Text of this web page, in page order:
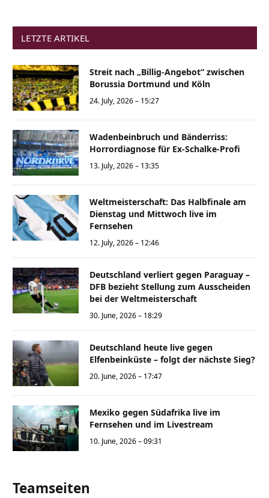
LETZTE ARTIKEL
Streit nach „Billig-Angebot“ zwischen
Borussia Dortmund und Köln
24. July, 2026 – 15:27
Wadenbeinbruch und Bänderriss:
Horrordiagnose für Ex-Schalke-Profi
13. July, 2026 – 13:35
Weltmeisterschaft: Das Halbfinale am
Dienstag und Mittwoch live im
Fernsehen
12. July, 2026 – 12:46
Deutschland verliert gegen Paraguay –
DFB bezieht Stellung zum Ausscheiden
bei der Weltmeisterschaft
30. June, 2026 – 18:29
Deutschland heute live gegen
Elfenbeinküste – folgt der nächste Sieg?
20. June, 2026 – 17:47
Mexiko gegen Südafrika live im
Fernsehen und im Livestream
10. June, 2026 – 09:31
Teamseiten